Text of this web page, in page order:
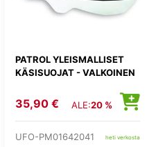
PATROL YLEISMALLISET
KÄSISUOJAT - VALKOINEN
35,90 € ALE:20 %
UFO-PM01642041 heti verkosta